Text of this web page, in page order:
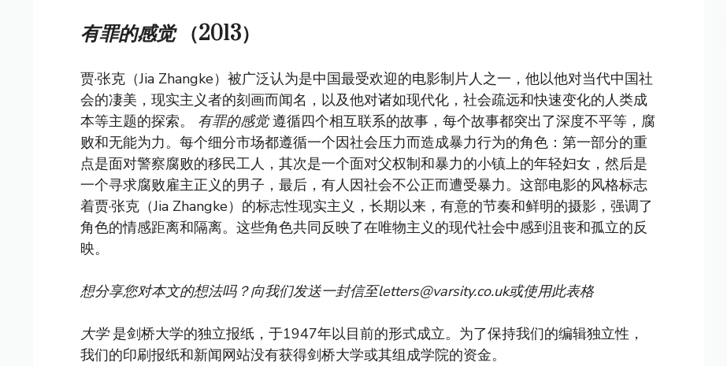
有罪的感觉 （2013）
贾·张克（Jia Zhangke）被广泛认为是中国最受欢迎的电影制片人之一，他以他对当代中国社
会的凄美，现实主义者的刻画而闻名，以及他对诸如现代化，社会疏远和快速变化的人类成
本等主题的探索。 有罪的感觉遵循四个相互联系的故事，每个故事都突出了深度不平等，腐
败和无能为力。每个细分市场都遵循一个因社会压力而造成暴力行为的角色：第一部分的重
点是面对警察腐败的移民工人，其次是一个面对父权制和暴力的小镇上的年轻妇女，然后是
一个寻求腐败雇主正义的男子，最后，有人因社会不公正而遭受暴力。这部电影的风格标志
着贾·张克（Jia Zhangke）的标志性现实主义，长期以来，有意的节奏和鲜明的摄影，强调了
角色的情感距离和隔离。这些角色共同反映了在唯物主义的现代社会中感到沮丧和孤立的反
映。
想分享您对本文的想法吗？向我们发送一封信至letters@varsity.co.uk或使用此表格
大学是剑桥大学的独立报纸，于1947年以目前的形式成立。为了保持我们的编辑独立性，
我们的印刷报纸和新闻网站没有获得剑桥大学或其组成学院的资金。